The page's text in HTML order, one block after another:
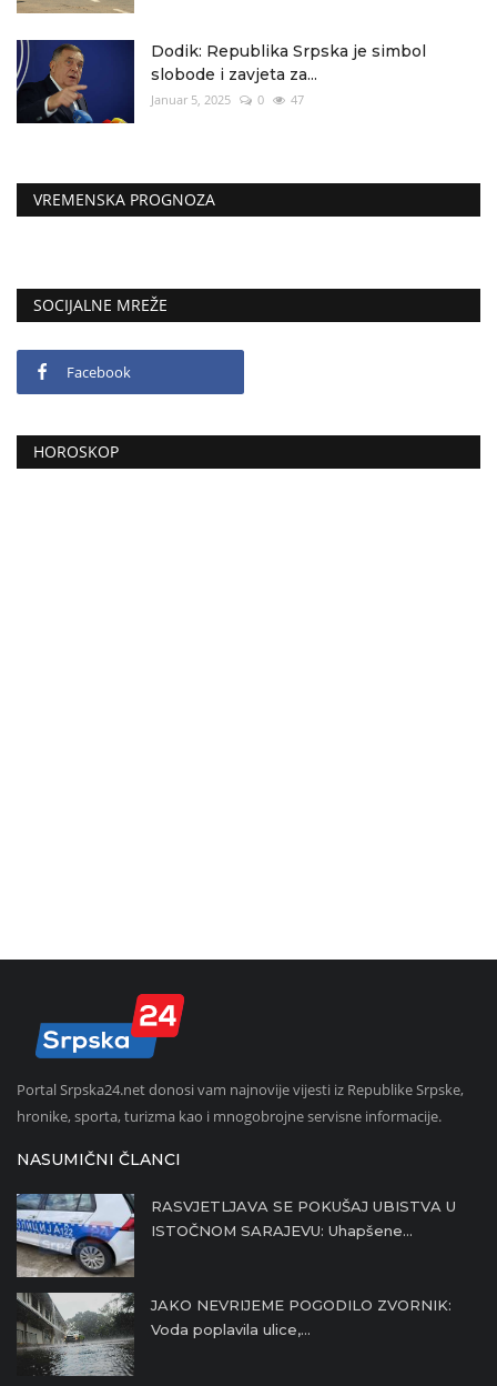
Dodik: Republika Srpska je simbol
slobode i zavjeta za...
Januar 5, 2025 0 47
VREMENSKA PROGNOZA
SOCIJALNE MREŽE
Facebook
HOROSKOP
Portal Srpska24.net donosi vam najnovije vijesti iz Republike Srpske,
hronike, sporta, turizma kao i mnogobrojne servisne informacije.
NASUMIČNI ČLANCI
RASVJETLJAVA SE POKUŠAJ UBISTVA U
ISTOČNOM SARAJEVU: Uhapšene...
JAKO NEVRIJEME POGODILO ZVORNIK:
Voda poplavila ulice,...